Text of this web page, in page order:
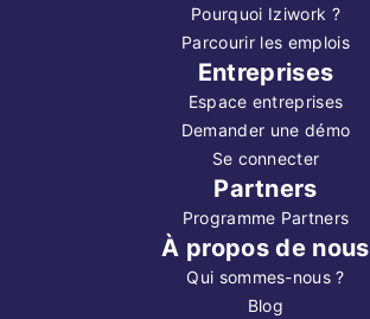
Pourquoi Iziwork ?
Parcourir les emplois
Entreprises
Espace entreprises
Demander une démo
Se connecter
Partners
Programme Partners
À propos de nous
Qui sommes-nous ?
Blog